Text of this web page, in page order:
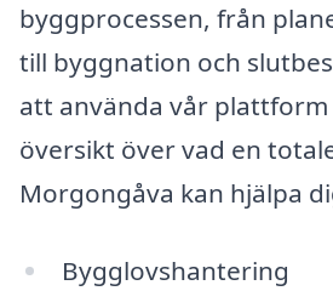
byggprocessen, från
till byggnation och
att använda vår plattform
översikt över vad en
Morgongåva kan hjälpa
Bygglovshantering